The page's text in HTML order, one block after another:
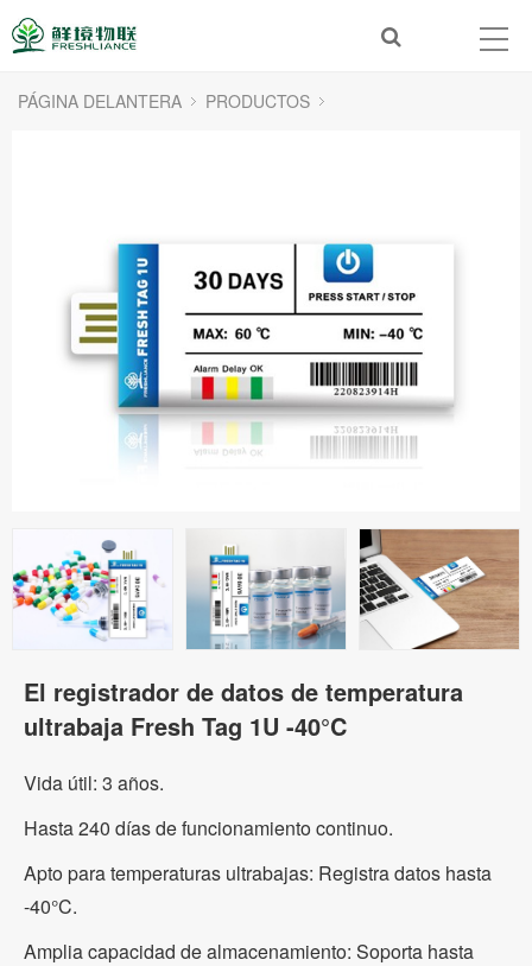
PÁGINA DELANTERA PRODUCTOS
El registrador de datos de temperatura
ultrabaja Fresh Tag 1U -40°C
Vida útil: 3 años.
Hasta 240 días de funcionamiento continuo.
Apto para temperaturas ultrabajas: Registra datos hasta
-40°C.
Amplia capacidad de almacenamiento: Soporta hasta